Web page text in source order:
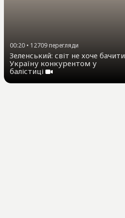
00:20 • 12709 перегляди
Зеленський: світ не хоче бачити
Україну конкурентом у
балістиці